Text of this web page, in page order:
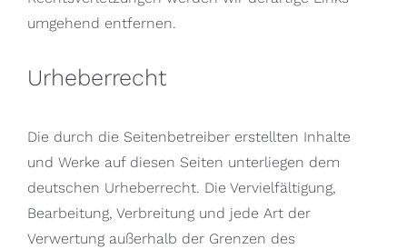
umgehend entfernen.
Urheberrecht
Die durch die Seitenbetreiber erstellten Inhalte
und Werke auf diesen Seiten unterliegen dem
deutschen Urheberrecht. Die Vervielfältigung,
Bearbeitung, Verbreitung und jede Art der
Verwertung außerhalb der Grenzen des